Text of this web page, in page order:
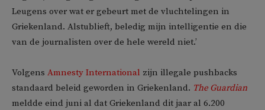
Leugens over wat er gebeurt met de vluchtelingen in
Griekenland. Alstublieft, beledig mijn intelligentie en die
van de journalisten over de hele wereld niet.’
Volgens Amnesty International zijn illegale pushbacks
standaard beleid geworden in Griekenland. The Guardian
meldde eind juni al dat Griekenland dit jaar al 6.200